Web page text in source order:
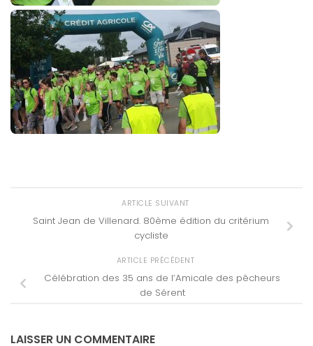
ARTICLE SUIVANT
Saint Jean de Villenard. 80ème édition du critérium
cycliste
ARTICLE PRÉCÉDENT
Célébration des 35 ans de l’Amicale des pêcheurs
de Sérent
LAISSER UN COMMENTAIRE